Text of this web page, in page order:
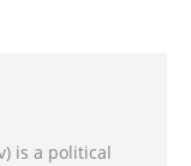
is a political